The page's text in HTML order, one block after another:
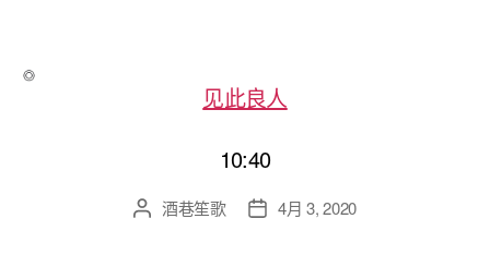
见此良人
10:40
文 酒巷笙歌
发 4月 3, 2020